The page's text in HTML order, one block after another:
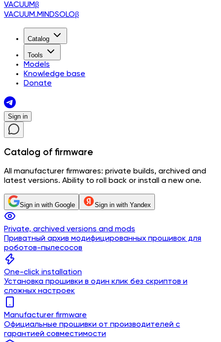
VACUUMβ
VACUUM.MINDSOLOβ
Catalog
Tools
Models
Knowledge base
Donate
Sign in
Catalog of firmware
All manufacturer firmwares: private builds, archived and
latest versions. Ability to roll back or install a new one.
Sign in with Google Sign in with Yandex
Private, archived versions and mods
Приватный архив модифицированных прошивок для
роботов-пылесосов
One-click installation
Установка прошивки в один клик без скриптов и
сложных настроек
Manufacturer firmware
Официальные прошивки от производителей с
гарантией совместимости